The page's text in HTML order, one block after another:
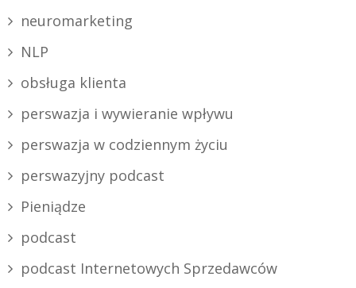
neuromarketing
NLP
obsługa klienta
perswazja i wywieranie wpływu
perswazja w codziennym życiu
perswazyjny podcast
Pieniądze
podcast
podcast Internetowych Sprzedawców